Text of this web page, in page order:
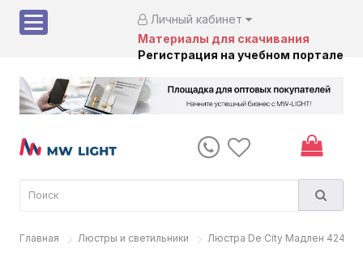
Личный кабинет
Материалы для скачивания
Регистрация на учебном портале
Главная Люстры и светильники Люстра De City Мадлен